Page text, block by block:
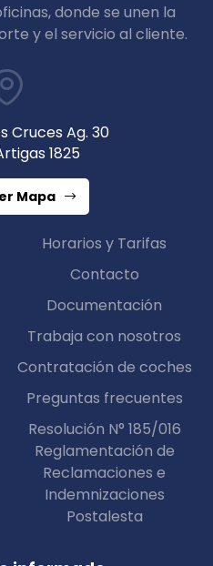
donde se unen la
y el servicio al cliente.
Cruces Ag. 30
1825
Mapa
Horarios y Tarifas
Contacto
Documentación
Trabaja con nosotros
Contratación de coches
Preguntas frecuentes
Resolución N° 185/016
Reglamentación de
Reclamaciones e
Indemnizaciones
Postalesta